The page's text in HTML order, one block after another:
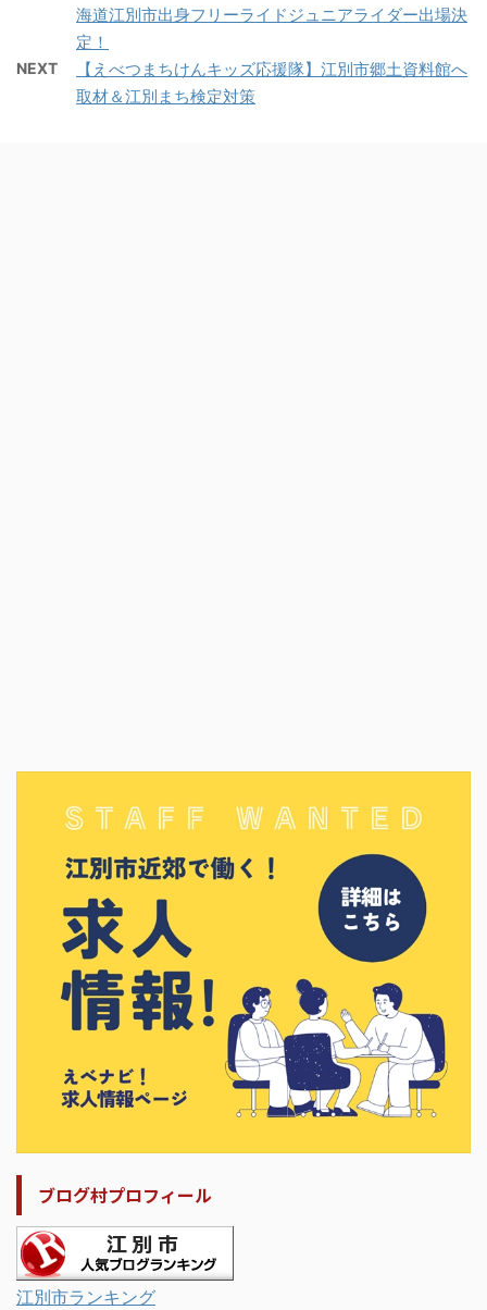
海道江別市出身フリーライドジュニアライダー出場決
定！
NEXT
【えべつまちけんキッズ応援隊】江別市郷土資料館へ
取材＆江別まち検定対策
ブログ村プロフィール
江別市ランキング